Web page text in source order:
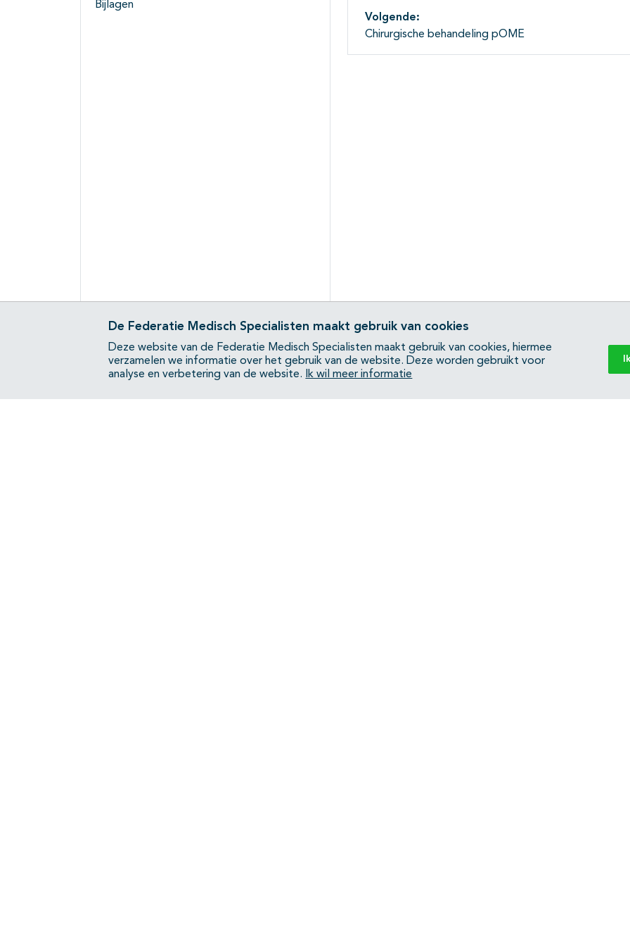
Bijlagen
Volgende:
Chirurgische behandeling pOME
De Federatie Medisch Specialisten maakt gebruik van cookies
Deze website van de Federatie Medisch Specialisten maakt gebruik van cookies, hiermee
verzamelen we informatie over het gebruik van de website. Deze worden gebruikt voor
analyse en verbetering van de website.
Ik wil meer informatie